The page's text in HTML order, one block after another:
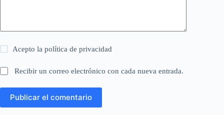
Acepto lapolítica de privacidad
Recibir un correo electrónico con cada nueva entrada.
Publicar el comentario